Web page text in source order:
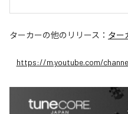
ターカーの他のリリース： ター
https://m.youtube.com/